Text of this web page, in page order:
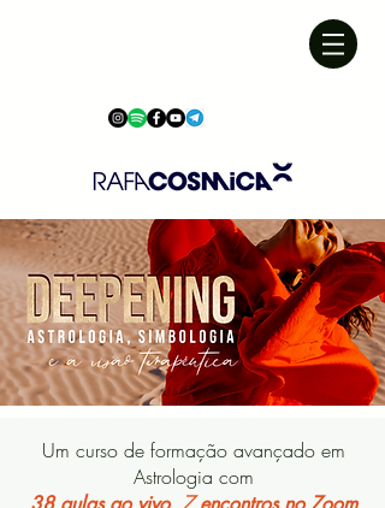
Um curso de formação avançado em
Astrologia com